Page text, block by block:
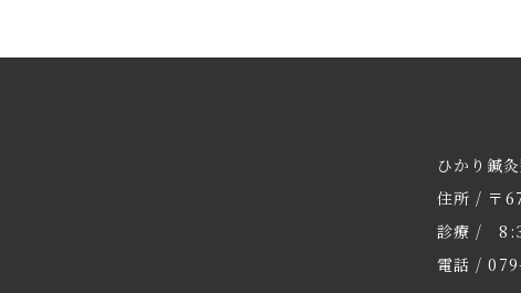
ひかり鍼
住所 / 〒
診療 /
電話 /